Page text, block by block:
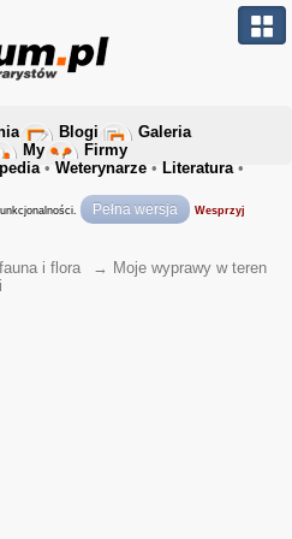
Blogi
Galeria
My
Firmy
• Weterynarze • Literatura•
Pełna wersja Wesprzyj
i flora → Moje wyprawy w teren